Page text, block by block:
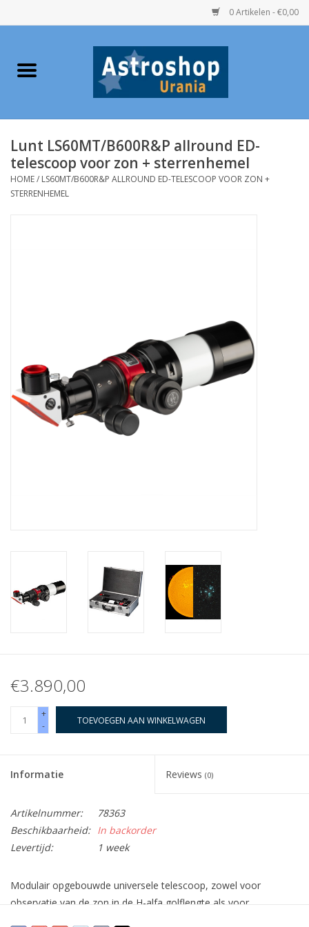
0 Artikelen - €0,00
Home
Telescopen
Accessoires
Weerstations
Aanbiedingen
Merken
Lunt LS60MT/B600R&P allround ED-
telescoop voor zon + sterrenhemel
HOME/ LS60MT/B600R&P ALLROUND ED-TELESCOOP VOOR ZON +
STERRENHEMEL
€3.890,00
+
-
TOEVOEGEN AAN WINKELWAGEN
Informatie Reviews (0)
Artikelnummer:
78363
Beschikbaarheid: In backorder
Levertijd:
1 week
Modulair opgebouwde universele telescoop, zowel voor
observatie van de zon in de H-alfa golflengte als voor